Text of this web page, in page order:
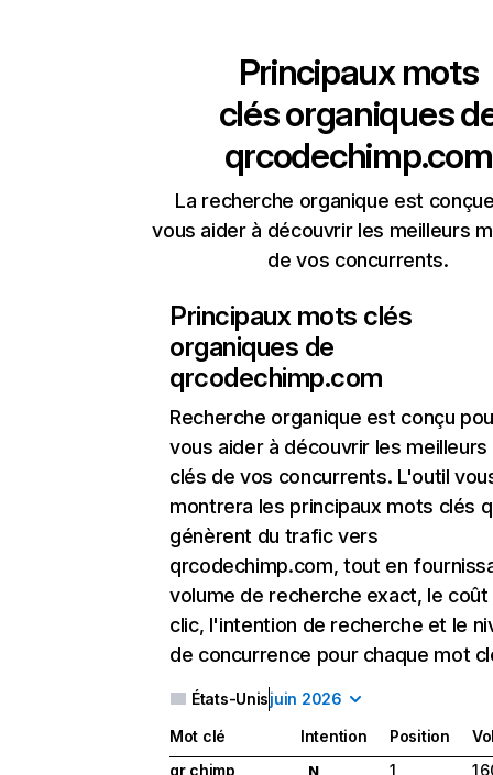
Principaux mots
clés organiques
qrcodechimp.com
La recherche organique est
vous aider à découvrir les meilleurs
de vos concurrents.
Principaux mots clés
organiques de
qrcodechimp.com
Recherche organique est conçu
vous aider à découvrir les
clés de vos concurrents. L'outil
montrera les principaux mots clés
génèrent du trafic vers
qrcodechimp.com, tout en
volume de recherche exact, le coût
clic, l'intention de recherche et le
de concurrence pour chaque mot
États-Unisjuin 2026
Mot clé Intention Position
qr chimp
N 1
1